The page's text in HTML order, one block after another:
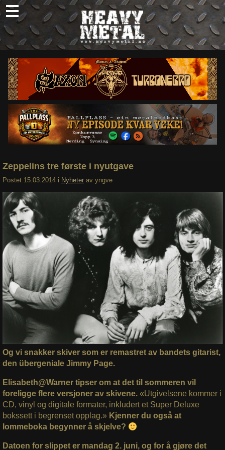
Skip
to
content
Nyheter
Omtaler
Intervjuer
Om oss
Abonner
Søk
Zeppelins tre første i nyutgave
Postet 15.03.2014 i Nyheter av yngve
Og vi snakker skiver som er remastret av bandets gitarist,
den übergeniale Jimmy Page.
Elisabeth@Warner tipser om at det til sommeren vil
foreligge flere versjoner av skivene.«Utgivelsene kommer i
CD, vinyl og digitale formater, inkludert et Super Deluxe
bokssett i begrenset opplag.» Kjenner du også at
lommeboka begynner å skjelve?
Datoen for slippet er mandag 2. juni, og for å gjøre det